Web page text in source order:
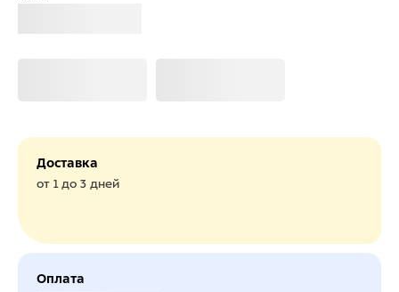
Доставка
от 1 до 3 дней
Оплата